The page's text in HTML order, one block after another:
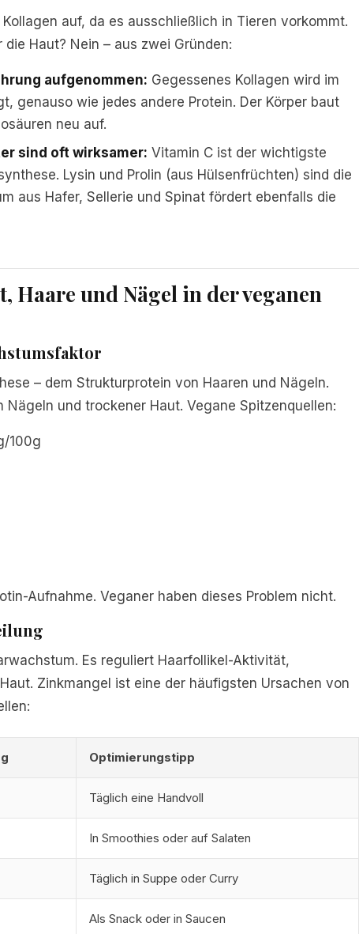
auf, da es ausschließlich in Tieren vorkommt.
Haut? Nein – aus zwei Gründen:
aufgenommen: Gegessenes Kollagen wird im
genauso wie jedes andere Protein. Der Körper baut
neu auf.
sind oft wirksamer: Vitamin C ist der wichtigste
Lysin und Prolin (aus Hülsenfrüchten) sind die
aus Hafer, Sellerie und Spinat fördert ebenfalls die
Haare und Nägel in der veganen
– dem Strukturprotein von Haaren und Nägeln.
und trockener Haut. Vegane Spitzenquellen:
100g
Aufnahme. Veganer haben dieses Problem nicht.
Es reguliert Haarfollikel-Aktivität,
Zinkmangel ist eine der häufigsten Ursachen von
Optimierungstipp
Täglich eine Handvoll
In Smoothies oder auf Salaten
Täglich in Suppe oder Curry
Als Snack oder in Saucen